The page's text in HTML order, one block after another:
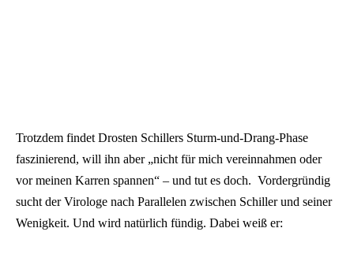
Trotzdem findet Drosten Schillers Sturm-und-Drang-Phase
faszinierend, will ihn aber „nicht für mich vereinnahmen oder
vor meinen Karren spannen“ – und tut es doch. Vordergründig
sucht der Virologe nach Parallelen zwischen Schiller und seiner
Wenigkeit. Und wird natürlich fündig. Dabei weiß er: